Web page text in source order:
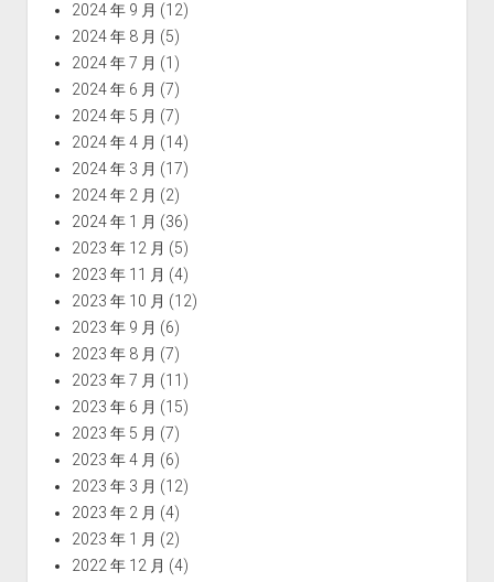
2024 年 9 月 (12)
2024 年 8 月 (5)
2024 年 7 月 (1)
2024 年 6 月 (7)
2024 年 5 月 (7)
2024 年 4 月 (14)
2024 年 3 月 (17)
2024 年 2 月 (2)
2024 年 1 月 (36)
2023 年 12 月 (5)
2023 年 11 月 (4)
2023 年 10 月 (12)
2023 年 9 月 (6)
2023 年 8 月 (7)
2023 年 7 月 (11)
2023 年 6 月 (15)
2023 年 5 月 (7)
2023 年 4 月 (6)
2023 年 3 月 (12)
2023 年 2 月 (4)
2023 年 1 月 (2)
2022 年 12 月 (4)